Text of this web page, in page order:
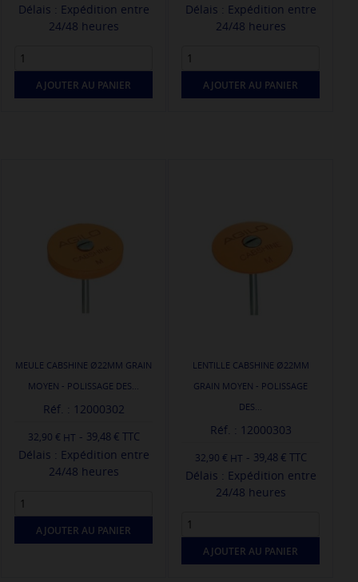
Délais : Expédition entre
24/48 heures
AJOUTER AU PANIER
Délais : Expédition entre
24/48 heures
AJOUTER AU PANIER
MEULE CABSHINE Ø22MM GRAIN
MOYEN - POLISSAGE DES...
Réf. : 12000302
32,90 € - 39,48 € TTC
Délais : Expédition entre
24/48 heures
AJOUTER AU PANIER
LENTILLE CABSHINE Ø22MM
GRAIN MOYEN - POLISSAGE
DES...
Réf. : 12000303
32,90 € - 39,48 € TTC
Délais : Expédition entre
24/48 heures
AJOUTER AU PANIER